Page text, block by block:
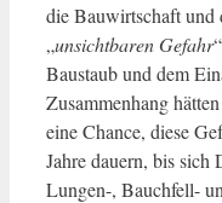
die Bauwirtschaft und
„unsichtbaren Gefahr
Baustaub und dem
Zusammenhang
eine Chance, diese
Jahre dauern, bis sich
Lungen-, Bauchfell-